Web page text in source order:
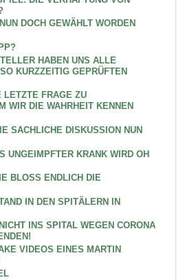
DOCH GEWÄHLT WORDEN
HABEN UNS ALLE
KURZZEITIG GEPRÜFTEN
LETZTE FRAGE ZU
WIR DIE WAHRHEIT KENNEN
SACHLICHE DISKUSSION NUN
UNGEIMPFTER KRANK WIRD OH
BLOSS ENDLICH DIE
IN DEN SPITÄLERN IN
INS SPITAL WEGEN CORONA
VIDEOS EINES MARTIN